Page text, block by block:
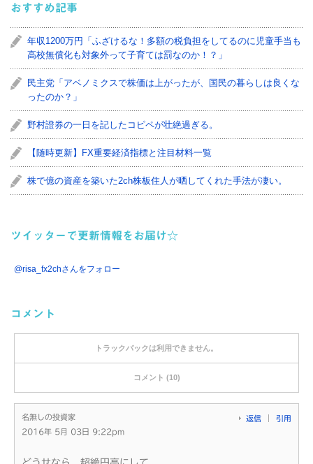
おすすめ記事
年収1200万円「ふざけるな！多額の税負担をしてるのに児童手当も
高校無償化も対象外って子育ては罰なのか！？」
民主党「アベノミクスで株価は上がったが、国民の暮らしは良くな
ったのか？」
野村證券の一日を記したコピペが壮絶過ぎる。
【随時更新】FX重要経済指標と注目材料一覧
株で億の資産を築いた2ch株板住人が晒してくれた手法が凄い。
ツイッターで更新情報をお届け☆
@risa_fx2chさんをフォロー
コメント
トラックバックは利用できません。
コメント (10)
名無しの投資家
2016年 5月 03日 9:22pm
返信 引用